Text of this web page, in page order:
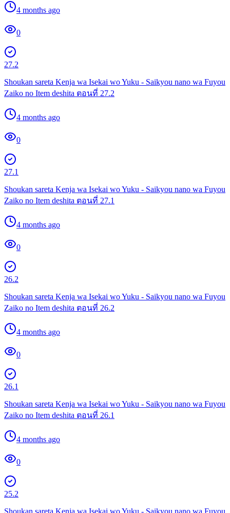
4 months ago
0
27.2
Shoukan sareta Kenja wa Isekai wo Yuku - Saikyou nano wa Fuyou
Zaiko no Item deshita ตอนที่ 27.2
4 months ago
0
27.1
Shoukan sareta Kenja wa Isekai wo Yuku - Saikyou nano wa Fuyou
Zaiko no Item deshita ตอนที่ 27.1
4 months ago
0
26.2
Shoukan sareta Kenja wa Isekai wo Yuku - Saikyou nano wa Fuyou
Zaiko no Item deshita ตอนที่ 26.2
4 months ago
0
26.1
Shoukan sareta Kenja wa Isekai wo Yuku - Saikyou nano wa Fuyou
Zaiko no Item deshita ตอนที่ 26.1
4 months ago
0
25.2
Shoukan sareta Kenja wa Isekai wo Yuku - Saikyou nano wa Fuyou